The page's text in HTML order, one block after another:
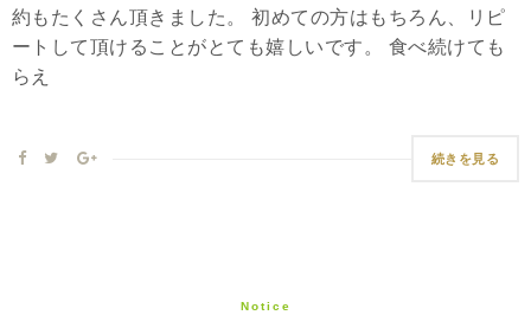
約もたくさん頂きました。 初めての方はもちろん、リピ
ートして頂けることがとても嬉しいです。 食べ続けても
らえ
続きを見る
Notice